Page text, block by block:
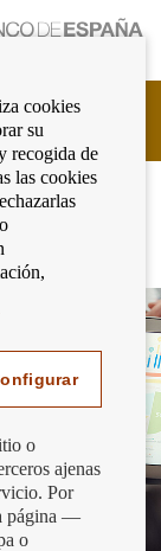
de
cookies
su
recogida de
las cookies
o
ajenas
Por
página —
o